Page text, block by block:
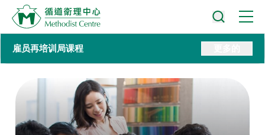
雇员再培训局课程